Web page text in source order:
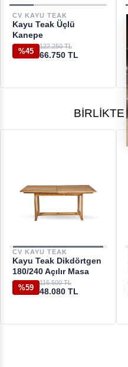
DESTEK
CV KAYU TEAK
Kayu Teak Üçlü
Kanepe
%45
122.250 TL
66.750 TL
BIRLIKTE
CV KAYU TEAK
Kayu Teak Dikdörtgen
180/240 Açılır Masa
%59
116.500 TL
48.080 TL